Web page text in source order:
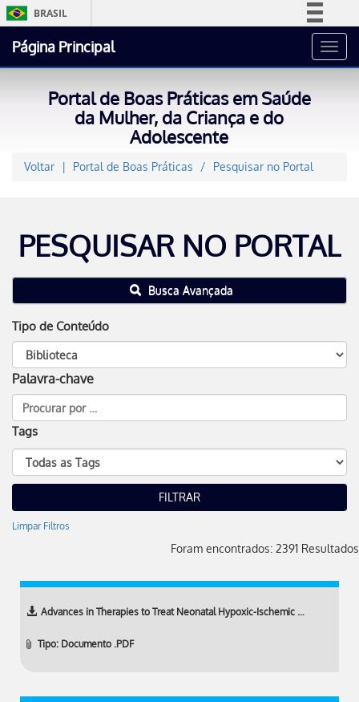
BRASIL
Acesso à informação
Canais
Página Principal
Portal de Boas Práticas em Saúde
da Mulher, da Criança e do
Adolescente
Voltar Portal de Boas Práticas Pesquisar no Portal
PESQUISAR NO PORTAL
Busca Avançada
Tipo de Conteúdo
Palavra-chave
Tags
Limpar Filtros
Foram encontrados: 2391 Resultados
Advances in Therapies to Treat Neonatal Hypoxic-Ischemic …
Tipo: Documento .PDF